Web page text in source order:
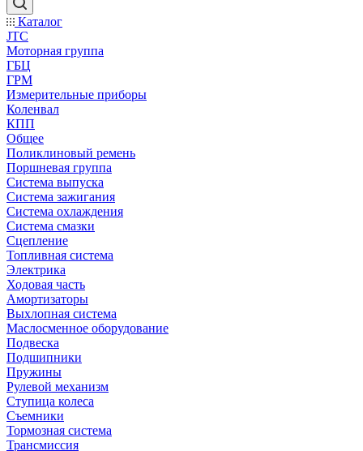
Каталог
JTC
Моторная группа
ГБЦ
ГРМ
Измерительные приборы
Коленвал
КПП
Общее
Поликлиновый ремень
Поршневая группа
Система выпуска
Система зажигания
Система охлаждения
Система смазки
Сцепление
Топливная система
Электрика
Ходовая часть
Амортизаторы
Выхлопная система
Маслосменное оборудование
Подвеска
Подшипники
Пружины
Рулевой механизм
Ступица колеса
Съемники
Тормозная система
Трансмиссия